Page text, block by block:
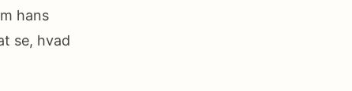
hans
se, hvad